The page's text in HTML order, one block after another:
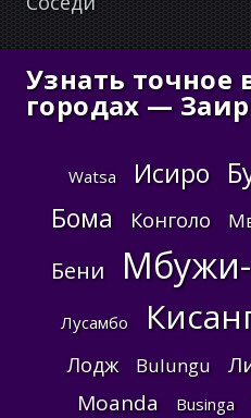
Узнать точное
городах —
Watsa Исиро
Бома Конголо
Бени
Лусамбо
Лодж Bulungu
Moanda Businga